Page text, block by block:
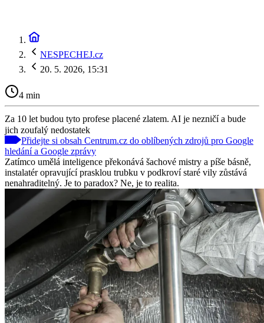
NESPECHEJ.cz
20. 5. 2026, 15:31
4 min
Za 10 let budou tyto profese placené zlatem. AI je nezničí a bude
jich zoufalý nedostatek
Přidejte si obsah Centrum.cz do oblíbených zdrojů pro Google
hledání a Google zprávy
Zatímco umělá inteligence překonává šachové mistry a píše básně,
instalatér opravující prasklou trubku v podkroví staré vily zůstává
nenahraditelný. Je to paradox? Ne, je to realita.